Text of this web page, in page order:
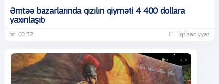
Əmtəə bazarlarında qızılın qiyməti 4 400 dollara
yaxınlaşıb
09:32 İqtisadiyyat